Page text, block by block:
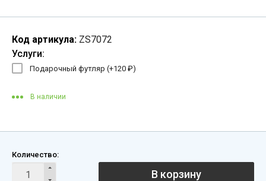
Код артикула: ZS7072
Услуги:
Подарочный футляр (+120 ₽)
В наличии
Количество:
В корзину